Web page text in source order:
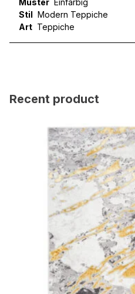
Muster Einfarbig
Stil Modern Teppiche
Art Teppiche
Recent product